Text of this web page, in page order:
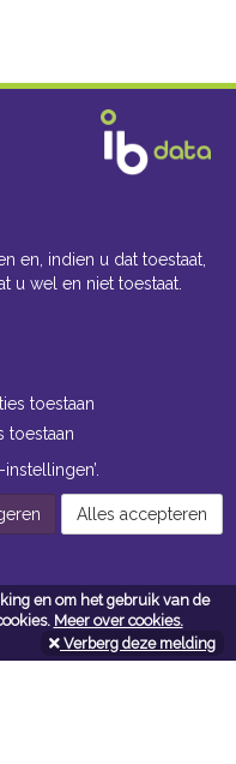
en om het gebruik van de
Meer over cookies.
Verberg deze melding
en, indien u dat toestaat,
u wel en niet toestaat.
toestaan
toestaan
Alles accepteren